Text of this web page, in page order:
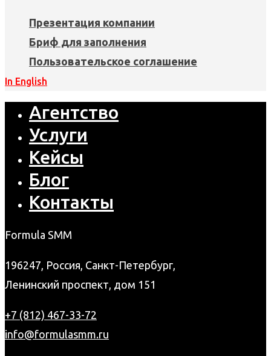
Презентация компании
Бриф для заполнения
Пользовательское соглашение
In English
Агентство
Услуги
Кейсы
Блог
Контакты
Formula SMM
196247, Россия, Санкт-Петербург,
Ленинский проспект, дом 151
+7 (812) 467-33-72
info@formulasmm.ru